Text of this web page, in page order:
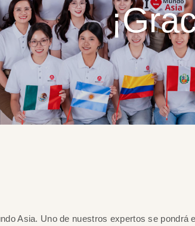
Asia. Uno de nuestros expertos se